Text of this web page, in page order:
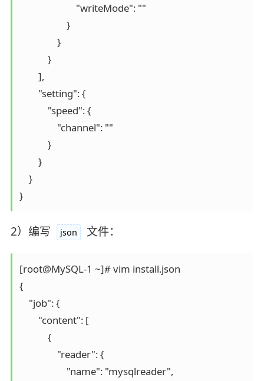
                        "writeMode": ""								# 操作类型
                    }
                }
            }
        ],
        "setting": {
            "speed": {
                "channel": ""										# 指定并发数
            }
        }
    }
}
2）编写 json 文件：
[root@MySQL-1 ~]# vim install.json
{
    "job": {
        "content": [
            {
                "reader": {
                    "name": "mysqlreader",